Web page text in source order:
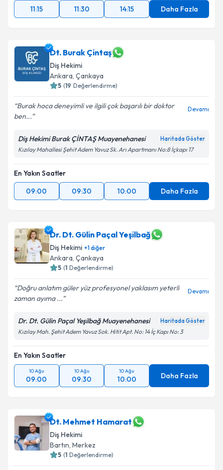
11:15
11:30 14:15 Daha Fazla
Dt. Burak Çintaş
Diş Hekimi
Ankara, Çankaya
5 (19 Değerlendirme)
Burak hoca deneyimli ve ilgili çok başarılı bir doktor
ben...
Devamı
Diş Hekimi Burak ÇİNTAŞ Muayenehanesi Haritada Göster
Kızılay Mahallesi Şehit Adem Yavuz Sk. Arı Apartmanı No:8 İçkapı 17
En Yakın Saatler
09:00
09:30 10:00 Daha Fazla
Dr. Dt. Gülin Paçal Yeşilbağ
Diş Hekimi +1diğer
Ankara, Çankaya
5 (1 Değerlendirme)
Doğru anlatım güler yüz profesyonel yaklasım yeterli
zaman ayıma ...
Devamı
Dr. Dt. Gülin Paçal Yeşilbağ Muayenehanesi Haritada Göster
Kızılay Mah. Şehit Adem Yavuz Sok. Hitit Apt. No: 14 İç Kapı No: 3
En Yakın Saatler
10 Ağu
09:00
10 Ağu
09:30
10 Ağu
10:00 Daha Fazla
Dt. Mehmet Hamarat
Diş Hekimi
Bartın, Merkez
5 (1 Değerlendirme)